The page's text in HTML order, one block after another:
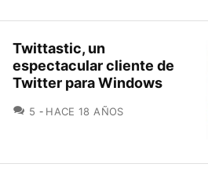
Twittastic, un
espectacular cliente de
Twitter para Windows
5 COMENTARIOS
HACE 18 AÑOS